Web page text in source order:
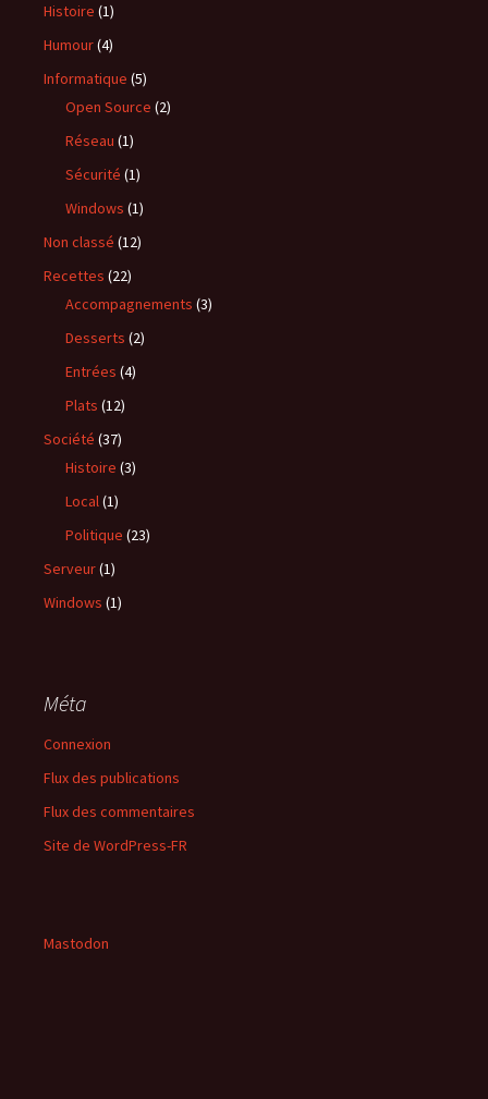
Histoire (1)
Humour(4)
Informatique (5)
Open Source (2)
Réseau (1)
Sécurité (1)
Windows (1)
Non classé (12)
Recettes (22)
Accompagnements (3)
Desserts (2)
Entrées (4)
Plats (12)
Société (37)
Histoire (3)
Local(1)
Politique (23)
Serveur(1)
Windows (1)
Méta
Connexion
Flux des publications
Flux des commentaires
Site de WordPress-FR
Mastodon